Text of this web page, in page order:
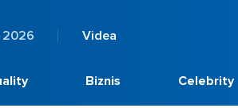
2026 Videa
Biznis Celebrity